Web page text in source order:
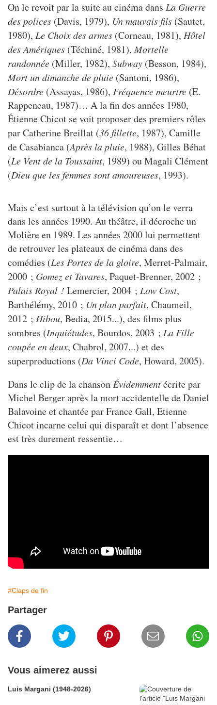
On le revoit par la suite au cinéma dans La Guerre
des polices (Davis, 1979), Un mauvais fils (Sautet,
1980), Le Choix des armes (Corneau, 1981), Hôtel
des Amériques (Téchiné, 1981),Mortelle
randonnée (Miller, 1982), Subway (Besson, 1984),
Mort un dimanche de pluie (Santoni, 1986),
Désordre (Assayas, 1986), Fréquence meurtre (E.
Rappeneau, 1987)… A la fin des années 1980,
Étienne Chicot se voit proposer des premiers rôles
par Catherine Breillat (36 fillette, 1987), Camille
de Casabianca (Après la pluie, 1988), Gilles Béhat
(Le Vent de la Toussaint, 1989) ou Magali Clément
(Dieu que les femmes sont amoureuses, 1993).
Mais c’est surtout à la télévision qu’on le verra
dans les années 1990. Au théâtre, il décroche un
Molière en 1989. Les années 2000 lui permettent
de retrouver les plateaux de cinéma dans des
comédies (Les Portes de la gloire, Merret-Palmair,
2000 ; Gomez et Tavares, Paquet-Brenner, 2002 ;
Palais Royal ! Lemercier, 2004 ; Low Cost,
Barthélémy, 2010 ; Un plan parfait, Chaumeil,
2012 ; Hibou, Bedia, 2015...), des films plus
sombres (Inquiétudes, Bourdos, 2003 ; La Fille
coupée en deux, Chabrol, 2007...) et des
superproductions (Da Vinci Code, Howard, 2005).
Dans le clip de la chanson Évidemmentécrite par
Michel Berger après la mort accidentelle de Daniel
Balavoine et chantée par France Gall, Etienne
Chicot incarne celui qui disparaît et dont l’absence
est très durement ressentie…
#Claps de fin
Partager
Vous aimerez aussi
Luis Margani (1948-2026)